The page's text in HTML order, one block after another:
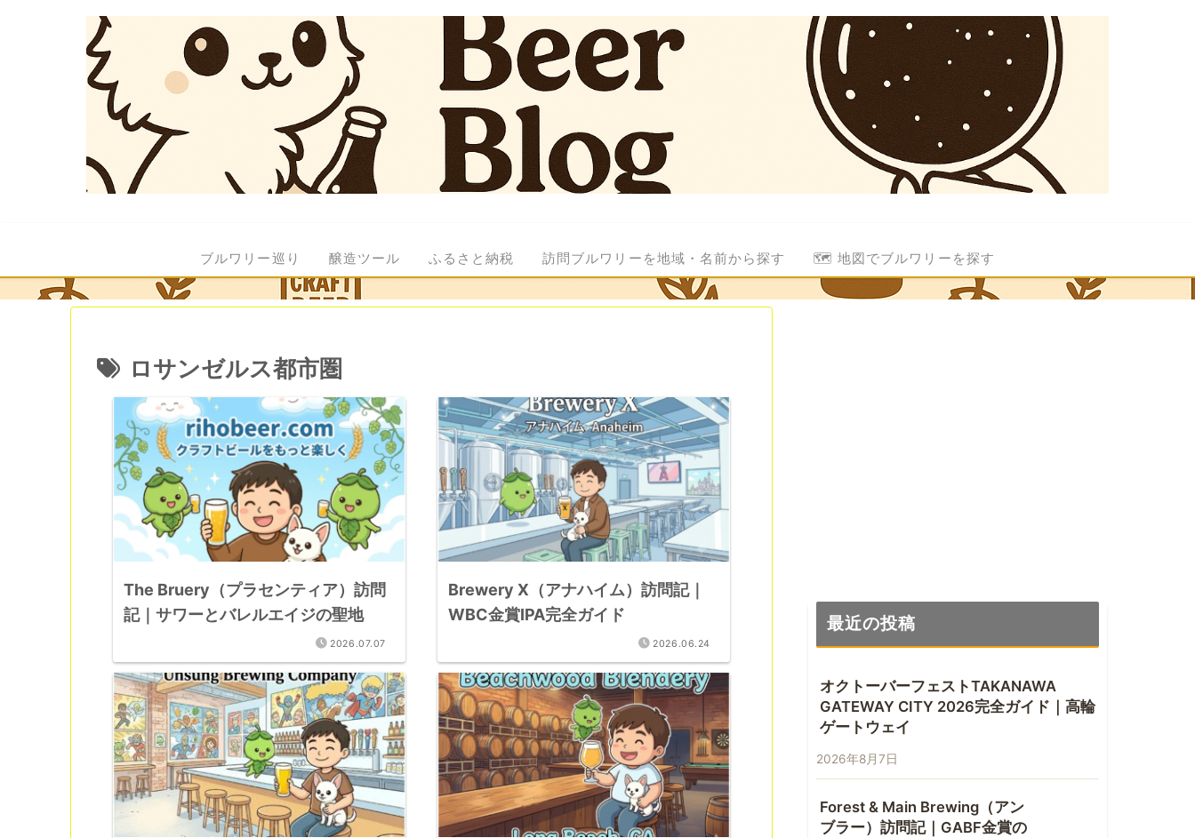
ブルワリー巡り 醸造ツール ふるさと納税 訪問ブルワリーを地域・名前から探す 🗺️ 地図でブルワリーを探す
ロサンゼルス都市圏
The Bruery（プラセンティア）訪問
記｜サワーとバレルエイジの聖地
2026.07.07
Brewery X（アナハイム）訪問記｜
WBC金賞IPA完全ガイド
2026.06.24
最近の投稿
オクトーバーフェストTAKANAWA
GATEWAY CITY 2026完全ガイド｜高輪
ゲートウェイ
2026年8月7日
Forest & Main Brewing（アン
ブラー）訪問記｜GABF金賞の